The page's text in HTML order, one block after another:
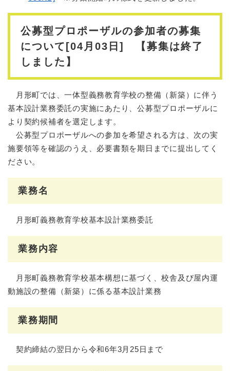
公募型プロポーザルの参加者の募集
について[04月03日] 【募集は終了
しました】
月形町では、一体型義務教育学校の整備（新築）に伴う
基本設計業務委託の実施にあたり、公募型プロポーザルに
より契約候補者を選定します。
公募型プロポーザルへの参加を希望される方は、次の実
施要領等を確認のうえ、必要書類を期日までに提出してく
ださい。
業務名
月形町義務教育学校基本設計業務委託
業務内容
月形町義務教育学校基本構想に基づく、校舎及び屋内運
動施設の整備（新築）に係る基本設計業務
業務期間
契約締結の翌日から令和6年3月25日まで